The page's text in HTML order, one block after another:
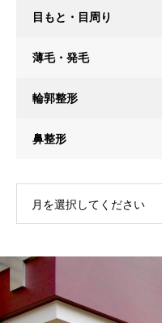
目もと・目周り
薄毛・発毛
輪郭整形
鼻整形
月を選択してください